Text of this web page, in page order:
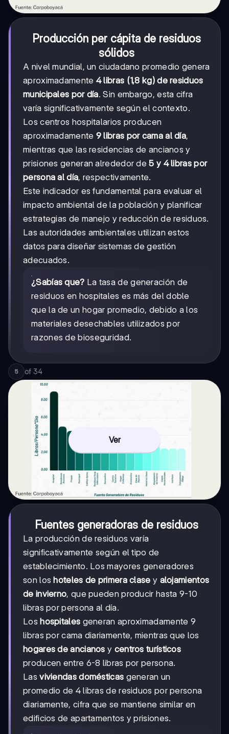
Producción per cápita de residuos
sólidos
A nivel mundial, un ciudadano promedio genera
aproximadamente 4 libras (1,8 kg) de residuos
municipales por día. Sin embargo, esta cifra
varía significativamente según el contexto.
Los centros hospitalarios producen
aproximadamente 9 libras por cama al día,
mientras que las residencias de ancianos y
prisiones generan alrededor de5 y 4 libras por
persona al día, respectivamente.
Este indicador es fundamental para evaluar el
impacto ambiental de la población y planificar
estrategias de manejo y reducción de residuos.
Las autoridades ambientales utilizan estos
datos para diseñar sistemas de gestión
adecuados.
¿Sabías que? La tasa de generación de
residuos en hospitales es más del doble
que la de un hogar promedio, debido a los
materiales desechables utilizados por
razones de bioseguridad.
5 of 34
Ver
Fuentes generadoras de residuos
La producción de residuos varía
significativamente según el tipo de
establecimiento. Los mayores generadores
son loshoteles de primera clase y alojamientos
de invierno, que pueden producir hasta 9-10
libras por persona al día.
Loshospitales generan aproximadamente 9
libras por cama diariamente, mientras que los
hogares de ancianos y centros turísticos
producen entre 6-8 libras por persona.
Lasviviendas domésticas generan un
promedio de 4 libras de residuos por persona
diariamente, cifra que se mantiene similar en
edificios de apartamentos y prisiones.